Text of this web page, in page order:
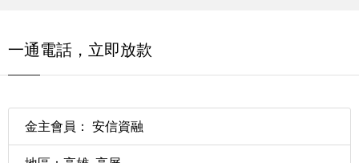
一通電話，立即放款
金主會員： 安信資融